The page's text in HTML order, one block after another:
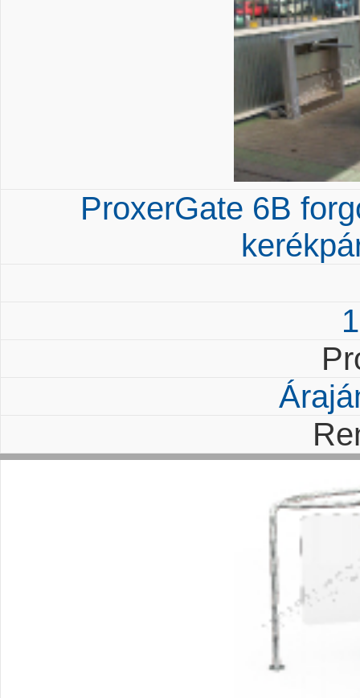
ProxerGate 6B